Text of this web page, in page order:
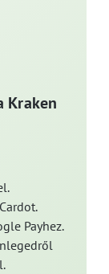
Kraken
Payhez.